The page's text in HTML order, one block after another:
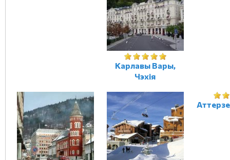
Карлавы Вары,
Чэхія